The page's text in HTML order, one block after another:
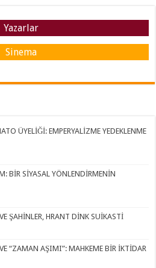
Yazarlar
Sinema
ÜYELİĞİ: EMPERYALİZME YEDEKLENME
BİR SİYASAL YÖNLENDİRMENİN
ŞAHİNLER, HRANT DİNK SUİKASTİ
“ZAMAN AŞIMI”: MAHKEME BİR İKTİDAR